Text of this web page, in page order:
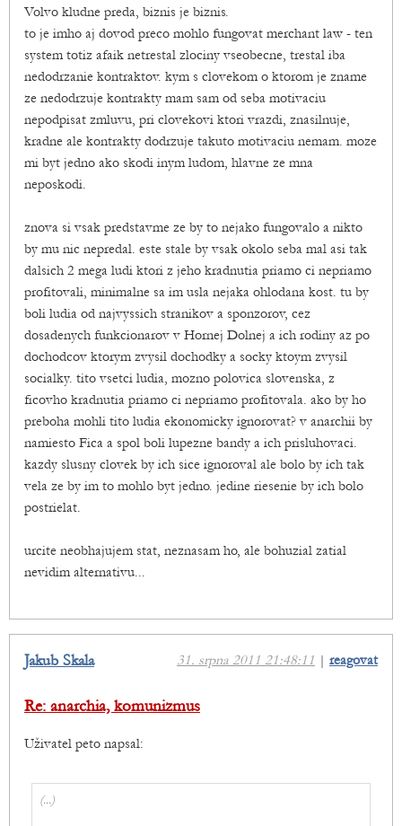
Volvo kludne preda, biznis je biznis.
to je imho aj dovod preco mohlo fungovat merchant law - ten
system totiz afaik netrestal zlociny vseobecne, trestal iba
nedodrzanie kontraktov. kym s clovekom o ktorom je zname
ze nedodrzuje kontrakty mam sam od seba motivaciu
nepodpisat zmluvu, pri clovekovi ktori vrazdi, znasilnuje,
kradne ale kontrakty dodrzuje takuto motivaciu nemam. moze
mi byt jedno ako skodi inym ludom, hlavne ze mna
neposkodi.
znova si vsak predstavme ze by to nejako fungovalo a nikto
by mu nic nepredal. este stale by vsak okolo seba mal asi tak
dalsich 2 mega ludi ktori z jeho kradnutia priamo ci nepriamo
profitovali, minimalne sa im usla nejaka ohlodana kost. tu by
boli ludia od najvyssich stranikov a sponzorov, cez
dosadenych funkcionarov v Hornej Dolnej a ich rodiny az po
dochodcov ktorym zvysil dochodky a socky ktoym zvysil
socialky. tito vsetci ludia, mozno polovica slovenska, z
ficovho kradnutia priamo ci nepriamo profitovala. ako by ho
preboha mohli tito ludia ekonomicky ignorovat? v anarchii by
namiesto Fica a spol boli lupezne bandy a ich prisluhovaci.
kazdy slusny clovek by ich sice ignoroval ale bolo by ich tak
vela ze by im to mohlo byt jedno. jedine riesenie by ich bolo
postrielat.
urcite neobhajujem stat, neznasam ho, ale bohuzial zatial
nevidim alternativu...
31. srpna 2011 21:48:11 | reagovat
Jakub Skala
Re: anarchia, komunizmus
Uživatel peto napsal:
(...)